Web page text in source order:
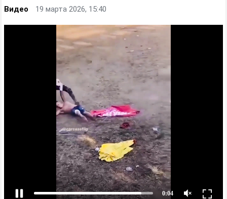
Видео 19 марта 2026, 15:40